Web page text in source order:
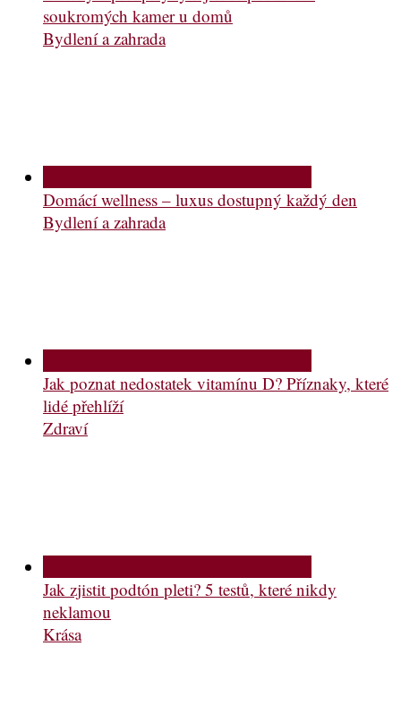
soukromých kamer u domů
Bydlení a zahrada
Domácí wellness – luxus dostupný každý den
Bydlení a zahrada
Jak poznat nedostatek vitamínu D? Příznaky, které
lidé přehlíží
Zdraví
Jak zjistit podtón pleti? 5 testů, které nikdy
neklamou
Krása